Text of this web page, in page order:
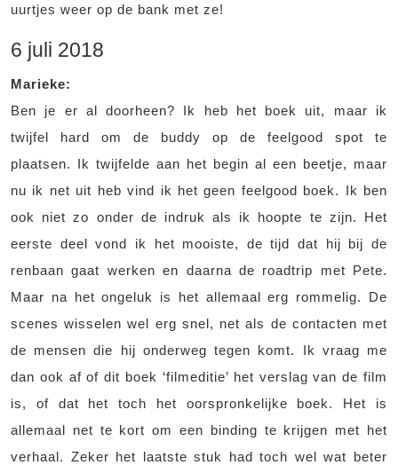
uurtjes weer op de bank met ze!
6 juli 2018
Marieke:
Ben je er al doorheen? Ik heb het boek uit, maar ik
twijfel hard om de buddy op de feelgood spot te
plaatsen. Ik twijfelde aan het begin al een beetje, maar
nu ik net uit heb vind ik het geen feelgood boek. Ik ben
ook niet zo onder de indruk als ik hoopte te zijn. Het
eerste deel vond ik het mooiste, de tijd dat hij bij de
renbaan gaat werken en daarna de roadtrip met Pete.
Maar na het ongeluk is het allemaal erg rommelig. De
scenes wisselen wel erg snel, net als de contacten met
de mensen die hij onderweg tegen komt. Ik vraag me
dan ook af of dit boek ‘filmeditie’ het verslag van de film
is, of dat het toch het oorspronkelijke boek. Het is
allemaal net te kort om een binding te krijgen met het
verhaal. Zeker het laatste stuk had toch wel wat beter